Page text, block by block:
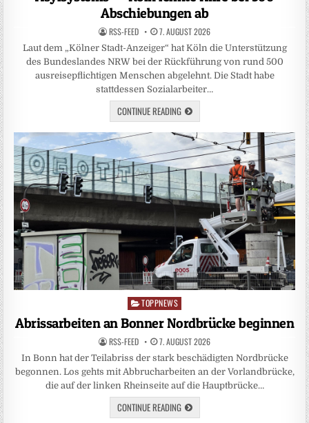
Abschiebungen ab
RSS-FEED 7. AUGUST 2026
Laut dem „Kölner Stadt-Anzeiger“ hat Köln die Unterstützung
des Bundeslandes NRW bei der Rückführung von rund 500
ausreisepflichtigen Menschen abgelehnt. Die Stadt habe
stattdessen Sozialarbeiter…
CONTINUE READING
Posted
in
TOPPNEWS
Abrissarbeiten an Bonner Nordbrücke beginnen
RSS-FEED 7. AUGUST 2026
In Bonn hat der Teilabriss der stark beschädigten Nordbrücke
begonnen. Los gehts mit Abbrucharbeiten an der Vorlandbrücke,
die auf der linken Rheinseite auf die Hauptbrücke…
CONTINUE READING